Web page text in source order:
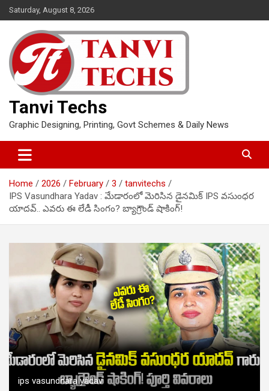
Skip
to
content
Saturday, August 8, 2026
Tanvi Techs
Graphic Designing, Printing, Govt Schemes & Daily News
Home 2026 February 3
tanvitechs
IPS Vasundhara Yadav : మేడారంలో మెరిసిన డైనమిక్ IPS వసుంధర
యాదవ్.. ఎవరు ఈ లేడీ సింగం? బ్యాగ్రౌండ్ షాకింగ్!
ips vasundhara yadav